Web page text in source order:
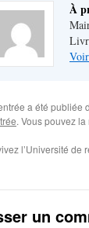
À
a été publiée
. Vous pouvez
l’Université de
un